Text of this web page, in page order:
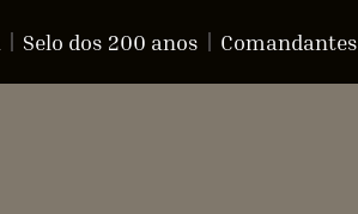
Selo dos 200 anos Comandantes